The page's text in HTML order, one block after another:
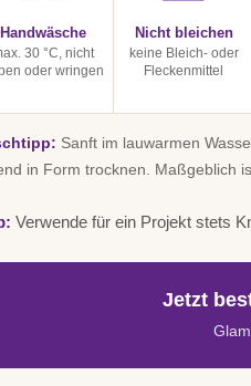
Handwäsche
30 °C, nicht
oder wringen
Nicht bleichen
keine Bleich- oder
Fleckenmittel
Sanft im lauwarmen
in Form trocknen. Maßgeblich
Verwende für ein Projekt stets
Jetzt